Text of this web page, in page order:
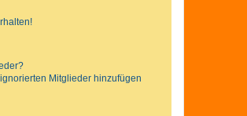
Mitglieder hinzufügen